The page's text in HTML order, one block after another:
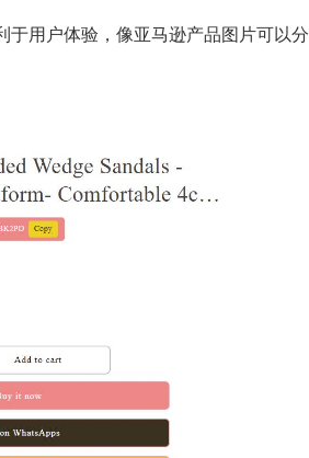
于用户体验，像亚马逊产品图片可以分